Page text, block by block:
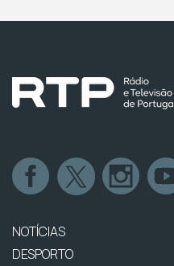
NOTÍCIAS
DESPORTO